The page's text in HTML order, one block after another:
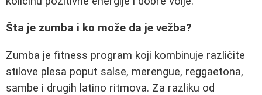
Šta je zumba i ko može da je vežba?
Zumba je fitness program koji kombinuje različite
stilove plesa poput salse, merengue, reggaetona,
sambе i drugih latino ritmova. Za razliku od